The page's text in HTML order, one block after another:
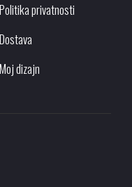
Politika privatnosti
Dostava
Moj dizajn